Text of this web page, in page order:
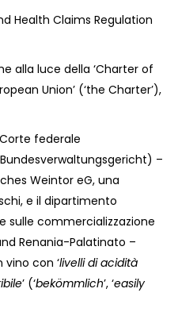
Health Claims Regulation
alla luce della ‘Charter of
Union’ (‘the Charter’),
federale
–
Weintor eG, una
e il dipartimento
sulle commercializzazione
Renania-Palatinato –
vino con ‘livelli di acidità
’ (‘bekömmlich’, ‘easily